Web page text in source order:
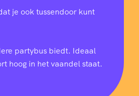
je ook tussendoor kunt
partybus biedt. Ideaal
hoog in het vaandel staat.